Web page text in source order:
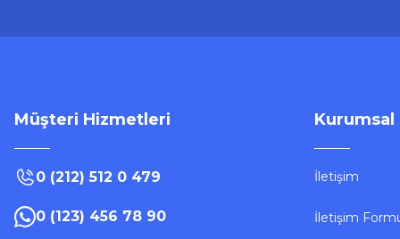
Müşteri Hizmetleri
0 (212) 512 0 479
0 (123) 456 78 90
Kurumsal
İletişim
İletişim